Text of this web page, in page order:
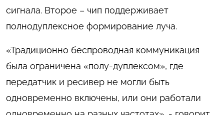
сигнала. Второе – чип поддерживает
полнодуплексное формирование луча.
«Традиционно беспроводная коммуникация
была ограничена «полу-дуплексом», где
передатчик и ресивер не могли быть
одновременно включены, или они работали